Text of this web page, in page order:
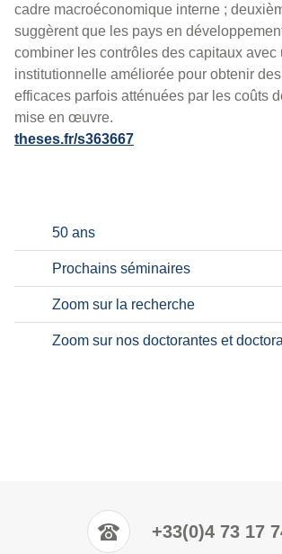
cadre macroéconomique interne ;
suggèrent que les pays en
combiner les contrôles des capitaux avec
institutionnelle améliorée pour obtenir
efficaces parfois atténuées par les coûts
mise en œuvre.
theses.fr/s363667
50 ans
Prochains séminaires
Zoom sur la recherche
Zoom sur nos doctorantes et
+33(0)4 73 17